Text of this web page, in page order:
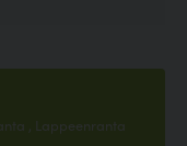
, Lappeenranta